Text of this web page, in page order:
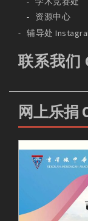
资源中心
辅导处
联系我们
网上乐捐